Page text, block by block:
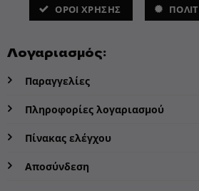
ΌΡΟΙ ΧΡΗΣΗΣ
Λογαριασμός:
Παραγγελίες
Πληροφορίες λογαριασμού
Πίνακας ελέγχου
Αποσύνδεση